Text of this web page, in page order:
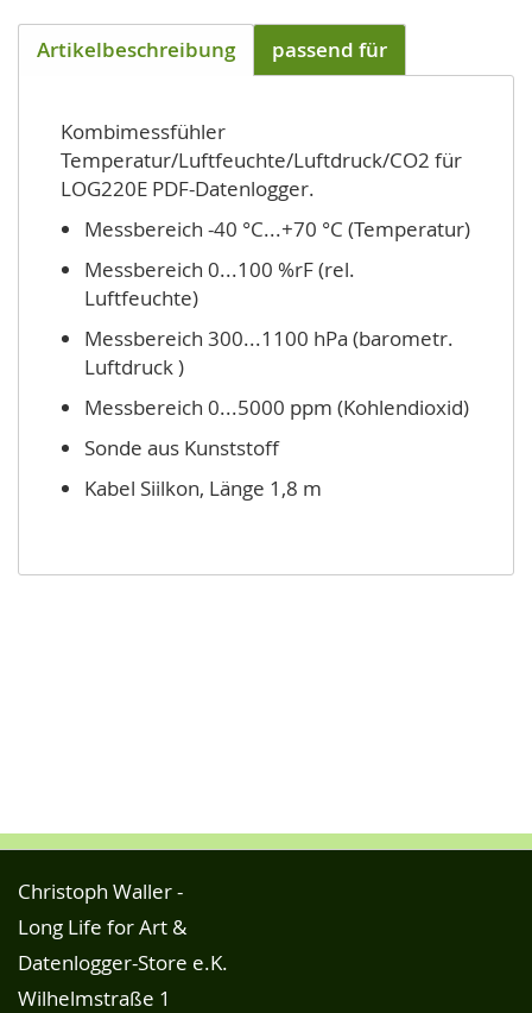
Artikelbeschreibung passend für
Kombimessfühler
Temperatur/Luftfeuchte/Luftdruck/CO2 für
LOG220E PDF-Datenlogger.
Messbereich -40 °C...+70 °C (Temperatur)
Messbereich 0...100 %rF (rel.
Luftfeuchte)
Messbereich 300...1100 hPa (barometr.
Luftdruck )
Messbereich 0...5000 ppm (Kohlendioxid)
Sonde aus Kunststoff
Kabel Siilkon, Länge 1,8 m
Christoph Waller -
Long Life for Art &
Datenlogger-Store e.K.
Wilhelmstraße 1